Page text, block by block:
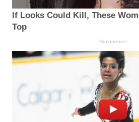
If Looks Could Kill, These
Top
Brainberries